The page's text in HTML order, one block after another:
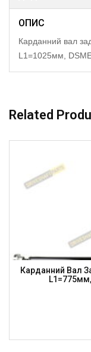
ОПИС
Карданний вал
L1=1025мм,
Related
Карданний Вал